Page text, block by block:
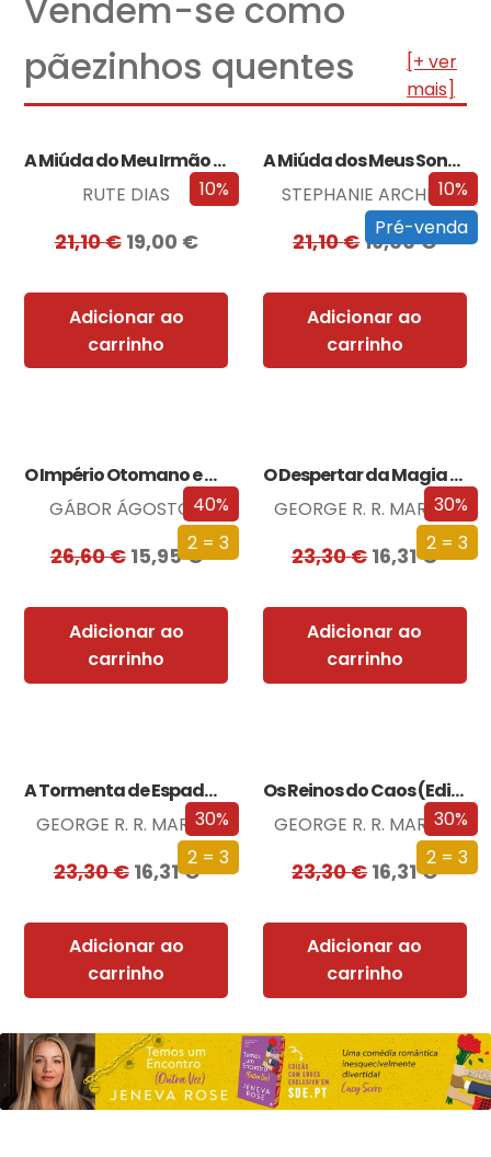
Vendem-se como
pãezinhos quentes
[+ ver
mais]
10%
A Miúda do Meu Irmão – Edição…
RUTE DIAS
21,10€ 19,00 €
Adicionar ao
carrinho
10%
Pré-venda
A Miúda dos Meus Sonhos – Edição…
STEPHANIE ARCHER
21,10€19,00€
Adicionar ao
carrinho
40%
2 = 3
O Império Otomano e a Conquista da…
GÁBOR ÁGOSTON
26,60€ 15,95€
Adicionar ao
carrinho
30%
2 = 3
O Despertar da Magia (Edição especial limitada)
GEORGE R. R. MARTIN
23,30€16,31€
Adicionar ao
carrinho
30%
2 = 3
A Tormenta de Espadas (Edição especial limitada)
GEORGE R. R. MARTIN
23,30€ 16,31€
Adicionar ao
carrinho
30%
2 = 3
Os Reinos do Caos (Edição especial limitada)
GEORGE R. R. MARTIN
23,30€16,31€
Adicionar ao
carrinho